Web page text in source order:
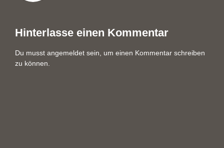
Hinterlasse einen Kommentar
Du musst angemeldet sein, um einen Kommentar schreiben
zu können.